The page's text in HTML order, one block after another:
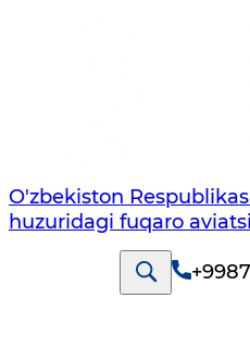
O'zbekiston
huzuridagi fuqaro